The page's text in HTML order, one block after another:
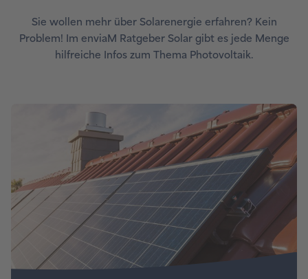
Sie wollen mehr über Solarenergie erfahren? Kein
Problem! Im enviaM Ratgeber Solar gibt es jede Menge
hilfreiche Infos zum Thema Photovoltaik.